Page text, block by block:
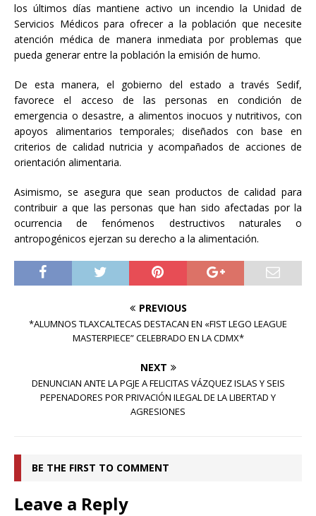
los últimos días mantiene activo un incendio la Unidad de
Servicios Médicos para ofrecer a la población que necesite
atención médica de manera inmediata por problemas que
pueda generar entre la población la emisión de humo.
De esta manera, el gobierno del estado a través Sedif,
favorece el acceso de las personas en condición de
emergencia o desastre, a alimentos inocuos y nutritivos, con
apoyos alimentarios temporales; diseñados con base en
criterios de calidad nutricia y acompañados de acciones de
orientación alimentaria.
Asimismo, se asegura que sean productos de calidad para
contribuir a que las personas que han sido afectadas por la
ocurrencia de fenómenos destructivos naturales o
antropogénicos ejerzan su derecho a la alimentación.
PREVIOUS
*ALUMNOS TLAXCALTECAS DESTACAN EN «FIST LEGO LEAGUE
MASTERPIECE” CELEBRADO EN LA CDMX*
NEXT
DENUNCIAN ANTE LA PGJE A FELICITAS VÁZQUEZ ISLAS Y SEIS
PEPENADORES POR PRIVACIÓN ILEGAL DE LA LIBERTAD Y
AGRESIONES
BE THE FIRST TO COMMENT
Leave a Reply